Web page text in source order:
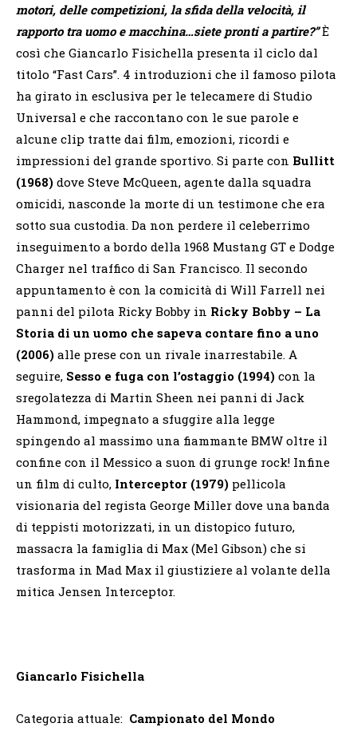
motori, delle competizioni, la sfida della velocità, il
rapporto tra uomo e macchina…siete pronti a partire?”È
così che Giancarlo Fisichella presenta il ciclo dal
titolo “Fast Cars”. 4 introduzioni che il famoso pilota
ha girato in esclusiva per le telecamere di Studio
Universal e che raccontano con le sue parole e
alcune clip tratte dai film, emozioni, ricordi e
impressioni del grande sportivo. Si parte con Bullitt
(1968) dove Steve McQueen, agente dalla squadra
omicidi, nasconde la morte di un testimone che era
sotto sua custodia. Da non perdere il celeberrimo
inseguimento a bordo della 1968 Mustang GT e Dodge
Charger nel traffico di San Francisco. Il secondo
appuntamento è con la comicità di Will Farrell nei
panni del pilota Ricky Bobby in Ricky Bobby – La
Storia di un uomo che sapeva contare fino a uno
(2006) alle prese con un rivale inarrestabile. A
seguire, Sesso e fuga con l’ostaggio (1994) con la
sregolatezza di Martin Sheen nei panni di Jack
Hammond, impegnato a sfuggire alla legge
spingendo al massimo una fiammante BMW oltre il
confine con il Messico a suon di grunge rock! Infine
un film di culto, Interceptor (1979) pellicola
visionaria del regista George Miller dove una banda
di teppisti motorizzati, in un distopico futuro,
massacra la famiglia di Max (Mel Gibson) che si
trasforma in Mad Max il giustiziere al volante della
mitica Jensen Interceptor.
Giancarlo Fisichella
Categoria attuale: Campionato del Mondo